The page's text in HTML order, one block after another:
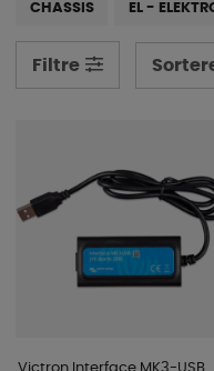
men du kan også
CHASSIS EL -
Filtre